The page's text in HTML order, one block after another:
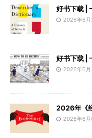
好书下载 |
2026年6月
好书下载 |
2026年6月
2026年《
2026年6月